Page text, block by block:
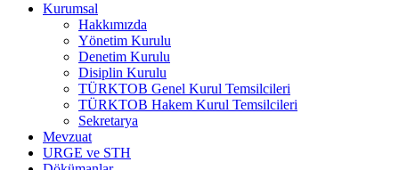
Kurumsal
Hakkımızda
Yönetim Kurulu
Denetim Kurulu
Disiplin Kurulu
TÜRKTOB Genel Kurul Temsilcileri
TÜRKTOB Hakem Kurul Temsilcileri
Sekretarya
Mevzuat
URGE ve STH